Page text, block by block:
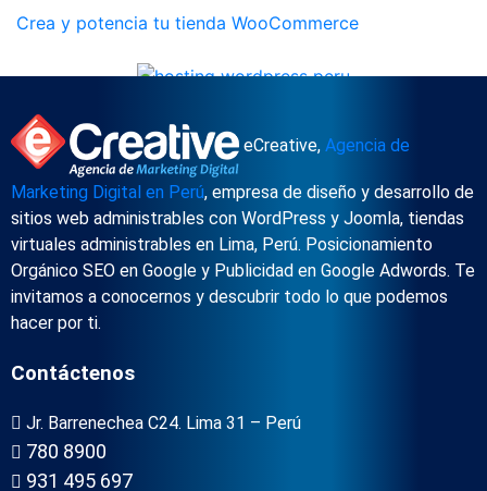
Crea y potencia tu tienda WooCommerce
eCreative, Agencia de
Marketing Digital en Perú, empresa de diseño y desarrollo de
sitios web administrables con WordPress y Joomla, tiendas
virtuales administrables en Lima, Perú. Posicionamiento
Orgánico SEO en Google y Publicidad en Google Adwords. Te
invitamos a conocernos y descubrir todo lo que podemos
hacer por ti.
Contáctenos
Jr. Barrenechea C24. Lima 31 – Perú
780 8900
931 495 697